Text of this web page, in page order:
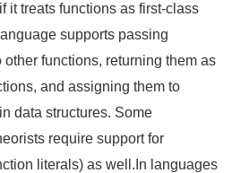
it treats functions as first-class
supports passing
functions, returning them as
and assigning them to
data structures. Some
require support for
literals) as well.In languages